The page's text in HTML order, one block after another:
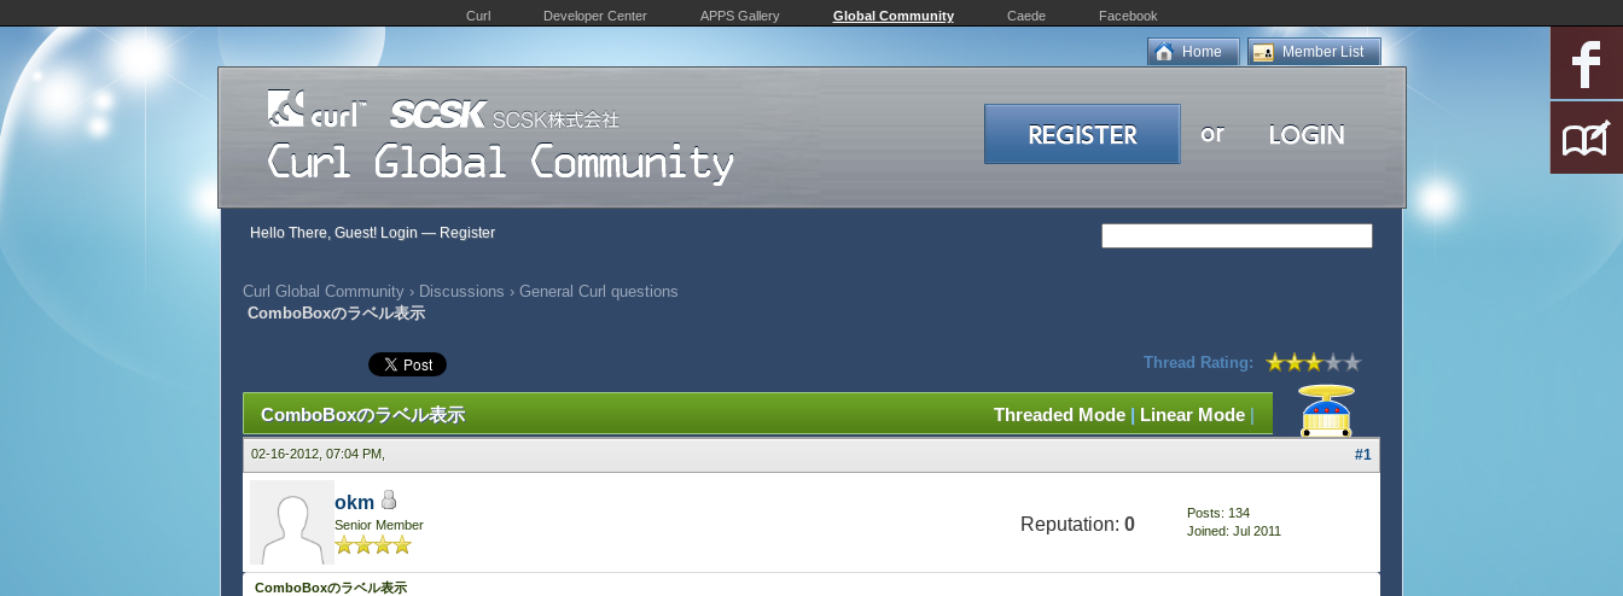
Curl Developer Center APPS Gallery Global Community Caede Facebook
Member List
Home
Hello There, Guest! Login — Register
Curl Global Community › Discussions › General Curl questions
ComboBoxのラベル表示
Thread Rating:
Threaded Mode | Linear Mode |
ComboBoxのラベル表示
02-16-2012, 07:04 PM, #1
okm
Senior Member Reputation: 0
Posts: 134
Joined: Jul 2011
ComboBoxのラベル表示